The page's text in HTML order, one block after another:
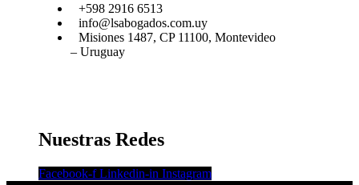
+598 2916 6513
info@lsabogados.com.uy
Misiones 1487, CP 11100, Montevideo
– Uruguay
Nuestras Redes
Facebook-f Linkedin-in Instagram